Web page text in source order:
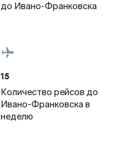
до Ивано-Франковска
15
Количество рейсов до
Ивано-Франковска в
неделю